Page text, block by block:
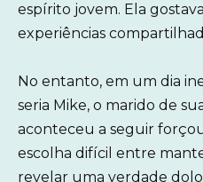
espírito jovem. Ela
experiências
No entanto, em um dia
seria Mike, o marido de
aconteceu a seguir
escolha difícil entre
revelar uma verdade